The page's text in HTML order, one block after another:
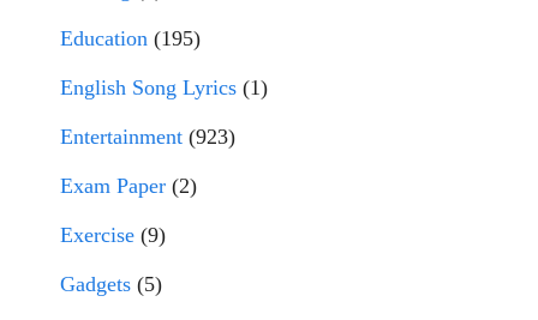
Education (195)
English Song Lyrics (1)
Entertainment (923)
Exam Paper (2)
Exercise (9)
Gadgets (5)